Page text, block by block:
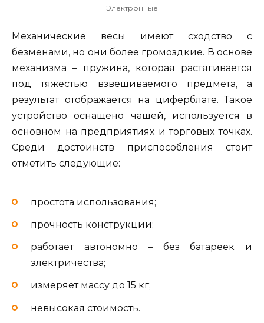
Электронные
Механические весы имеют сходство с
безменами, но они более громоздкие. В основе
механизма – пружина, которая растягивается
под тяжестью взвешиваемого предмета, а
результат отображается на циферблате. Такое
устройство оснащено чашей, используется в
основном на предприятиях и торговых точках.
Среди достоинств приспособления стоит
отметить следующие:
простота использования;
прочность конструкции;
работает автономно – без батареек и
электричества;
измеряет массу до 15 кг;
невысокая стоимость.